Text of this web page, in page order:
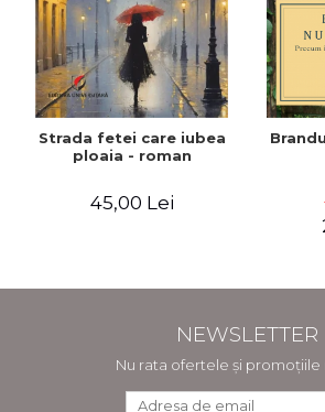
Strada fetei care iubea
ploaia - roman
45,00 Lei
NEWSLETTER
Nu rata ofertele și promoțiile